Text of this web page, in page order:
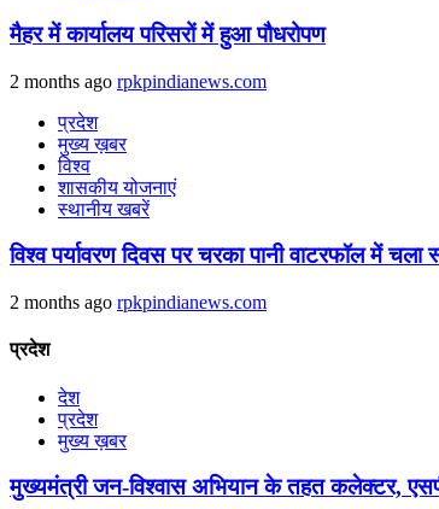
मैहर में कार्यालय परिसरों में हुआ पौधरोपण
2 months ago rpkpindianews.com
प्रदेश
मुख्य ख़बर
विश्व
शासकीय योजनाएं
स्थानीय खबरें
विश्व पर्यावरण दिवस पर चरका पानी वाटरफॉल में चला
2 months ago rpkpindianews.com
प्रदेश
देश
प्रदेश
मुख्य ख़बर
मुख्यमंत्री जन-विश्वास अभियान के तहत कलेक्टर,